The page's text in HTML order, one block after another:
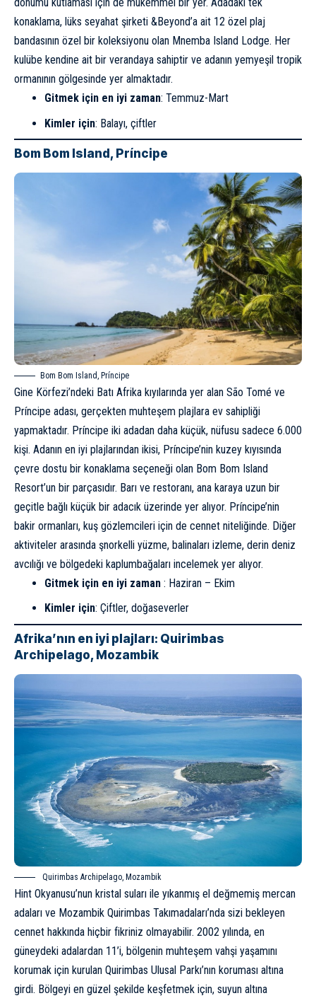
konaklama, lüks seyahat şirketi &Beyond’a ait 12 özel plaj
bandasının özel bir koleksiyonu olan Mnemba Island Lodge. Her
kulübe kendine ait bir verandaya sahiptir ve adanın yemyeşil tropik
ormanının gölgesinde yer almaktadır.
Gitmek için en iyi zaman: Temmuz-Mart
Kimler için: Balayı, çiftler
Bom Bom Island, Príncipe
Bom Bom Island, Príncipe
Gine Körfezi’ndeki Batı Afrika kıyılarında yer alan São Tomé ve
Príncipe adası, gerçekten muhteşem plajlara ev sahipliği
yapmaktadır. Príncipe iki adadan daha küçük, nüfusu sadece 6.000
kişi. Adanın en iyi plajlarından ikisi, Príncipe’nin kuzey kıyısında
çevre dostu bir konaklama seçeneği olan Bom Bom Island
Resort’un bir parçasıdır. Barı ve restoranı, ana karaya uzun bir
geçitle bağlı küçük bir adacık üzerinde yer alıyor. Príncipe’nin
bakir ormanları, kuş gözlemcileri için de cennet niteliğinde. Diğer
aktiviteler arasında şnorkelli yüzme, balinaları izleme, derin deniz
avcılığı ve bölgedeki kaplumbağaları incelemek yer alıyor.
Gitmek için en iyi zaman: Haziran – Ekim
Kimler için: Çiftler, doğaseverler
Afrika’nın en iyi plajları: Quirimbas
Archipelago, Mozambik
Quirimbas Archipelago, Mozambik
Hint Okyanusu’nun kristal suları ile yıkanmış el değmemiş mercan
adaları ve Mozambik Quirimbas Takımadaları’nda sizi bekleyen
cennet hakkında hiçbir fikriniz olmayabilir. 2002 yılında, en
güneydeki adalardan 11’i, bölgenin muhteşem vahşi yaşamını
korumak için kurulan Quirimbas Ulusal Parkı’nın koruması altına
girdi. Bölgeyi en güzel şekilde keşfetmek için, suyun altına